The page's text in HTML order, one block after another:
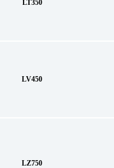
LT350
LV450
LZ750